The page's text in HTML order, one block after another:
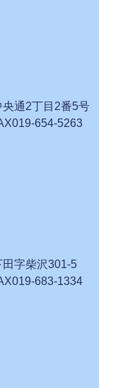
市中央通2丁
654-5263
市下田字柴
683-1334